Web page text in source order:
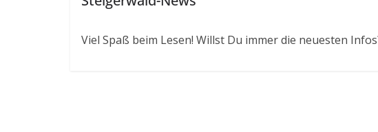
Viel Spaß beim Lesen! Willst Du immer die neuesten